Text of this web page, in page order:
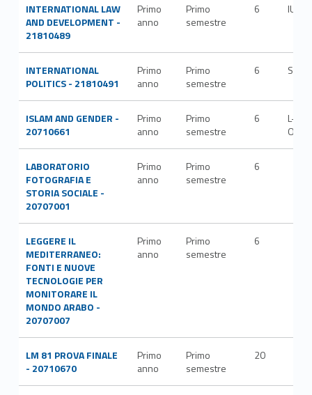
INTERNATIONAL LAW
AND DEVELOPMENT -
21810489
Primo
anno
Primo
semestre
6 IUS/
INTERNATIONAL
POLITICS - 21810491
Primo
anno
Primo
semestre
6 SPS/
ISLAM AND GENDER -
20710661
Primo
anno
Primo
semestre
6
L-
OR/
LABORATORIO
FOTOGRAFIA E
STORIA SOCIALE -
20707001
Primo
anno
Primo
semestre
6
LEGGERE IL
MEDITERRANEO:
FONTI E NUOVE
TECNOLOGIE PER
MONITORARE IL
MONDO ARABO -
20707007
Primo
anno
Primo
semestre
6
LM 81 PROVA FINALE
- 20710670
Primo
anno
Primo
semestre
20